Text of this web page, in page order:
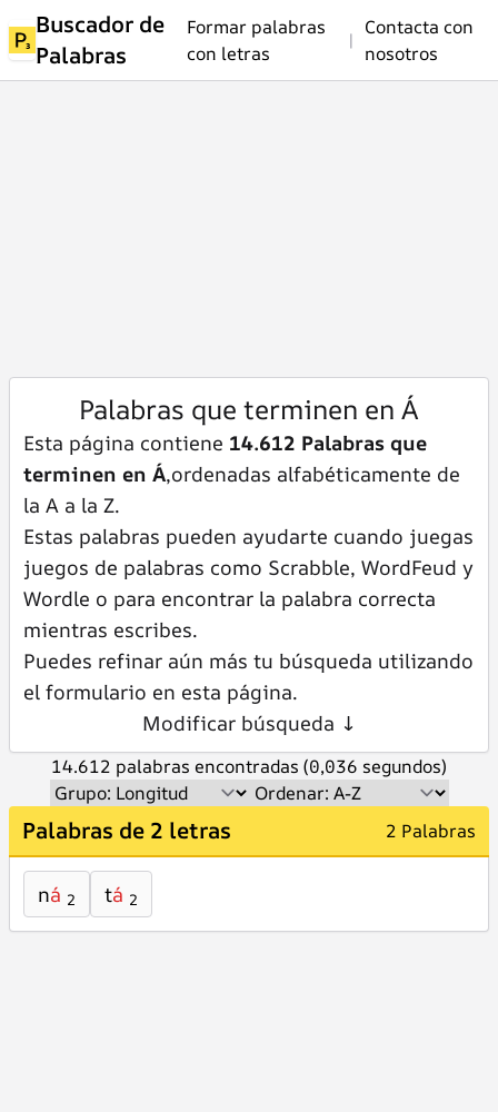
Buscador de
Palabras
Formar palabras
con letras
|
Contacta con
nosotros
Palabras que terminen en Á
Esta página contiene 14.612 Palabras que
terminen en Á,ordenadas alfabéticamente de
la A a la Z.
Estas palabras pueden ayudarte cuando juegas
juegos de palabras como Scrabble, WordFeud y
Wordle o para encontrar la palabra correcta
mientras escribes.
Puedes refinar aún más tu búsqueda utilizando
el formulario en esta página.
Modificar búsqueda ↓
14.612 palabras encontradas (0,036 segundos)
Palabras de 2 letras 2 Palabras
ná 2 tá 2